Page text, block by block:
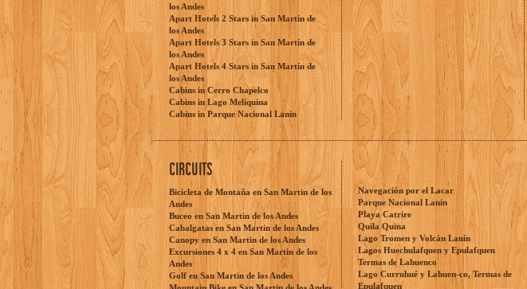
los Andes
Apart Hotels 2 Stars in San Martín de
los Andes
Apart Hotels 3 Stars in San Martín de
los Andes
Apart Hotels 4 Stars in San Martín de
los Andes
Cabins in Cerro Chapelco
Cabins in Lago Meliquina
Cabins in Parque Nacional Lanin
CIRCUITS
Bicicleta de Montaña en San Martin de los
Andes
Buceo en San Martin de los Andes
Cabalgatas en San Martin de los Andes
Canopy en San Martin de los Andes
Excursiones 4 x 4 en San Martin de los
Andes
Golf en San Martin de los Andes
Navegación por el Lacar
Parque Nacional Lanin
Playa Catrire
Quila Quina
Lago Tromen y Volcán Lanín
Lagos Huechulafquen y Epulafquen
Termas de Lahuenco
Lago Curruhué y Lahuen-co, Termas de
Epulafquen